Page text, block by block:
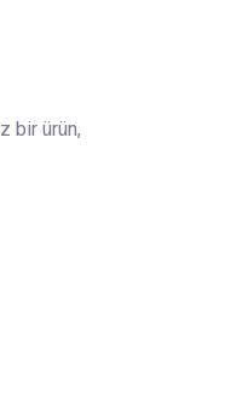
bir ürün,